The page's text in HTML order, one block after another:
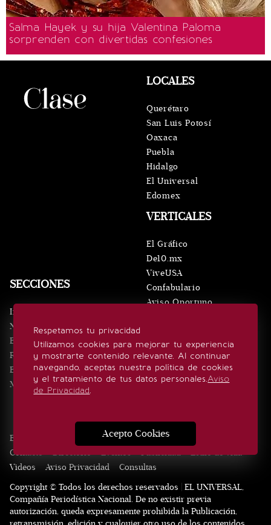
Salma Hayek y su hija Valentina Paloma
sorprenden con divertidas confesiones
Respetamos tu privacidad
Utilizamos cookies para mejorar tu experiencia
y mostrarte contenido relevante. Al continuar
navegando, aceptas nuestra política de cookies
y el tratamiento de tus datos personales.Aviso
de Privacidad.
Acepto Cookies
SECCIONES
Inicio
Noticias
Eventos
Realeza
Estilo de vida
Minuto x Minuto
VERTICALES
El Gráfico
De10.mx
ViveUSA
Confabulario
Aviso Oportuno
LOCALES
Querétaro
San Luis Potosí
Oaxaca
Puebla
Hidalgo
El Universal
Edomex
SÍGUENOS
Edición Impresa Noticias Quiénes somos
Contacto
Directorio Eventos Publicidad
Estilo de vida
Videos
Aviso Privacidad
Consultas
Copyright © Todos los derechos reservados | EL UNIVERSAL,
Compañía Periodística Nacional. De no existir previa
autorización, queda expresamente prohibida la Publicación,